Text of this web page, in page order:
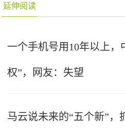
延伸阅读
一个手机号用10年以上，
权”，网友：失望
马云说未来的“五个新”，